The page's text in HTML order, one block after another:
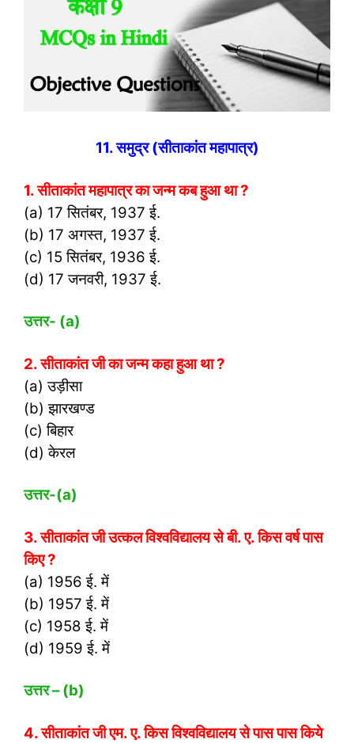
11. समुद्र (सीताकांत महापात्र)
1. सीताकांत महापात्र का जन्म कब हुआ था ?
(a) 17 सितंबर, 1937 ई.
(b) 17 अगस्त, 1937 ई.
(c) 15 सितंबर, 1936 ई.
(d) 17 जनवरी, 1937 ई.
उत्तर- (a)
2. सीताकांत जी का जन्म कहा हुआ था ?
(a) उड़ीसा
(b) झारखण्ड
(c) बिहार
(d) केरल
उत्तर-(a)
3. सीताकांत जी उत्कल विश्वविद्यालय से बी. ए. किस वर्ष पास
किए ?
(a) 1956 ई. में
(b) 1957 ई. में
(c) 1958 ई. में
(d) 1959 ई. में
उत्तर– (b)
4. सीताकांत जी एम. ए. किस विश्वविद्यालय से पास पास किये